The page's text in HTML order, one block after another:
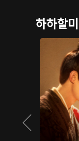
하하할